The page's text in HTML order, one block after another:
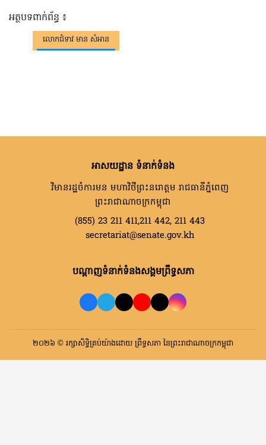
អត្ថបទពាក់ព័ន្ធ ៖
លោកជំទាវ មាន សំអាន
អាសយដ្ឋាន ទំនាក់ទំនង
វិមានរដ្ឋចំការមន មហាវិថីព្រះនរោត្តម រាជធានីភ្នំពេញ
ព្រះរាជាណាចក្រកម្ពុជា
(855) 23 211 411,211 442, 211 443
secretariat@senate.gov.kh
បណ្តាញទំនាក់ទំនងសង្គមព្រឹទ្ធសភា
២០២៦ © រក្សាសិទ្ធិគ្រប់យ៉ាងដោយ ព្រឹទ្ធសភា នៃព្រះរាជាណាចក្រកម្ពុជា